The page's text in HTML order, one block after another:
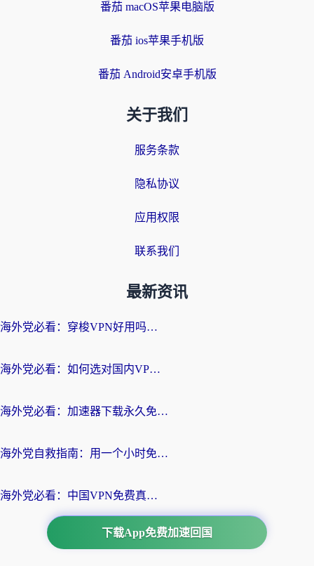
番茄 macOS苹果电脑版
番茄 ios苹果手机版
番茄 Android安卓手机版
关于我们
服务条款
隐私协议
应用权限
联系我们
最新资讯
海外党必看：穿梭VPN好用吗？和云帆VPN对比哪个回国效果更好？附真实测评+避坑指南
海外党必看：如何选对国内VPN，实现无缝访问国内资源？
海外党必看：加速器下载永久免费版真的存在吗？教你无缝访问国内资源的正确姿势
海外党自救指南：用一个小时免费加速器，轻松打破国内资源访问壁垒？
海外党必看：中国VPN免费真的靠谱吗？手把手教你选对回国加速器
下载App免费加速回国